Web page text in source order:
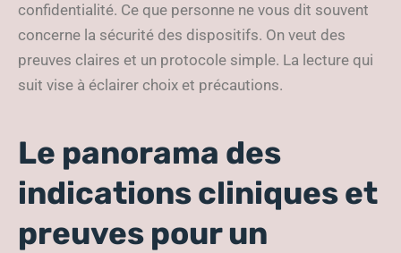
confidentialité. Ce que personne ne vous dit souvent
concerne la sécurité des dispositifs. On veut des
preuves claires et un protocole simple. La lecture qui
suit vise à éclairer choix et précautions.
Le panorama des
indications cliniques et
preuves pour un